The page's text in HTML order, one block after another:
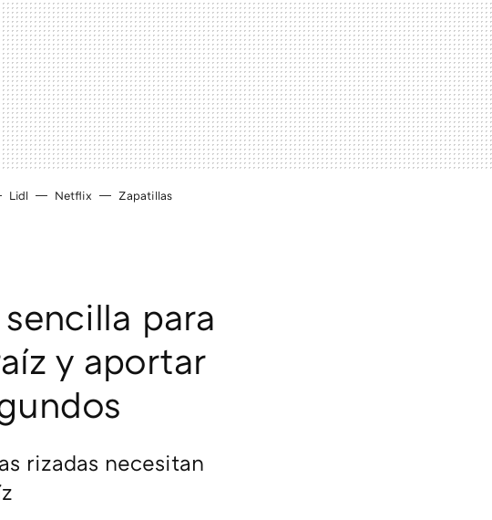
Lidl Netflix Zapatillas
para
y aportar
rizadas necesitan